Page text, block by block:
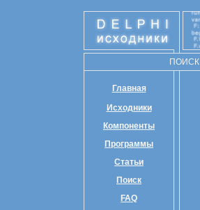
ПОИСК
Главная
Исходники
Компоненты
Программы
Статьи
Поиск
FAQ